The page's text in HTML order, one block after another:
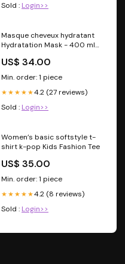
Sold : Login>>
Masque cheveux hydratant
Hydratation Mask - 400 ml
US$ 34.00
Min. order: 1 piece
★★★★★4.2 (27 reviews)
Sold : Login>>
Women’s basic softstyle t-
shirt k-pop Kids Fashion Tee
US$ 35.00
Min. order: 1 piece
★★★★★4.2 (8 reviews)
Sold : Login>>